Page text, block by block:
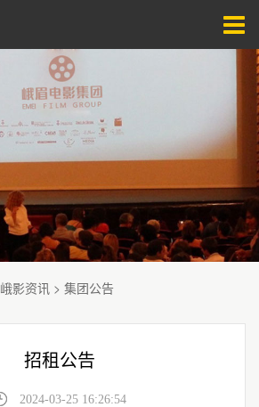
峨影资讯 > 集团公告
招租公告
2024-03-25 16:26:54